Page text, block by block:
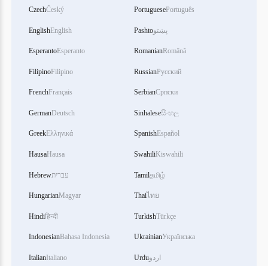
CzechČeský
EnglishEnglish
EsperantoEsperanto
FilipinoFilipino
FrenchFrançais
GermanDeutsch
GreekΕλληνικά
HausaHausa
Hebrewעברית
HungarianMagyar
Hindiहिन्दी
IndonesianBahasa Indonesia
ItalianItaliano
PortuguesePortuguês
Pashtoپښتو
RomanianRomână
RussianРусский
SerbianСрпски
Sinhaleseසිංහල
SpanishEspañol
SwahiliKiswahili
Tamilதமிழ்
Thaiไทย
TurkishTürkçe
UkrainianУкраїнська
Urduاردو